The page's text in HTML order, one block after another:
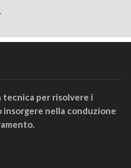
tecnica per risolvere i
insorgere nella conduzione